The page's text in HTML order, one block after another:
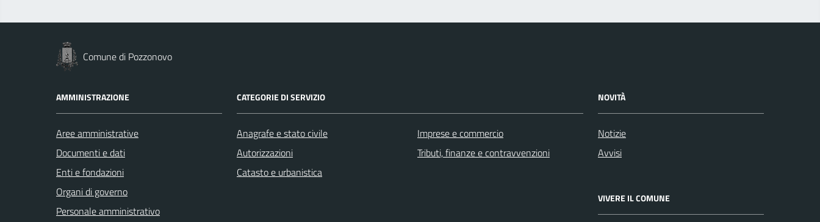
Comune di Pozzonovo
AMMINISTRAZIONE
Aree amministrative
Documenti e dati
Enti e fondazioni
Organi di governo
Personale amministrativo
CATEGORIE DI SERVIZIO
Anagrafe e stato civile
Autorizzazioni
Catasto e urbanistica
Imprese e commercio
Tributi, finanze e contravvenzioni
NOVITÀ
Notizie
Avvisi
VIVERE IL COMUNE